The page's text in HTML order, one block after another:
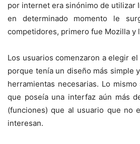
por internet era sinónimo de utilizar
en determinado momento le
competidores, primero fue Mozilla y
Los usuarios comenzaron a elegir
porque tenía un diseño más simple
herramientas necesarias. Lo
que poseía una interfaz aún más
(funciones) que al usuario que no
interesan.